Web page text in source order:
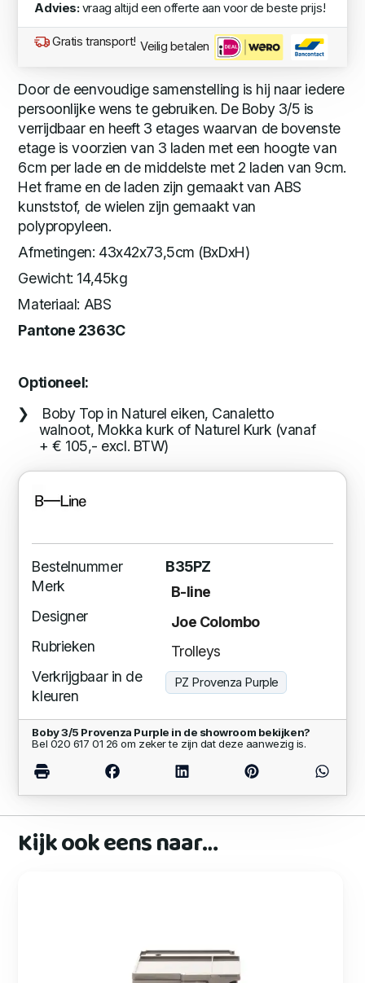
Advies: vraag altijd een offerte aan voor de beste prijs!
Gratis transport! Veilig betalen
Door de eenvoudige samenstelling is hij naar iedere
persoonlijke wens te gebruiken. De Boby 3/5 is
verrijdbaar en heeft 3 etages waarvan de bovenste
etage is voorzien van 3 laden met een hoogte van
6cm per lade en de middelste met 2 laden van 9cm.
Het frame en de laden zijn gemaakt van ABS
kunststof, de wielen zijn gemaakt van
polypropyleen.
Afmetingen: 43x42x73,5cm (BxDxH)
Gewicht: 14,45kg
Materiaal: ABS
Pantone 2363C
Optioneel:
Boby Top in Naturel eiken, Canaletto
walnoot, Mokka kurk of Naturel Kurk (vanaf
+ € 105,- excl. BTW)
Bestelnummer
B35PZ
Merk
B-line
Designer
Joe Colombo
Rubrieken
Trolleys
Verkrijgbaar in de
kleuren
PZ Provenza Purple
Boby 3/5 Provenza Purple in de showroom bekijken?
Bel 020 617 01 26 om zeker te zijn dat deze aanwezig is.
Kijk ook eens naar…